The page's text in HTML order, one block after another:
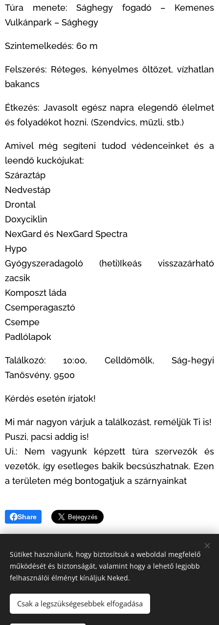
Túra menete: Sághegy fogadó – Kemenes
Vulkánpark – Sághegy
Szintemelkedés: 60 m
Felszerés: Réteges, kényelmes öltözet, vízhatlan
bakancs
Étkezés: Javasolt egész napra elegendő élelmet
és folyadékot hozni. (Szendvics, müzli, stb.)
Amivel még segíteni tudod védenceinket és a
leendő kuckójukat:
Száraztáp
Nedvestáp
Drontal
Doxyciklin
NexGard és NexGard Spectra
Hypo
Gyógyszeradagoló (heti)Ikeás visszazárható
zacsik
Komposzt láda
Csemperagasztó
Csempe
Padlólapok
Találkozó: 10:00, Celldömölk, Ság-hegyi
Tanösvény, 9500
Kérdés esetén írjatok!
Mi már nagyon várjuk a találkozást, reméljük Ti is!
Puszi, pacsi addig is!
Ui.: Nem vagyunk képzett túra szervezők és
vezetők, így esetleges bakik becsúszhatnak. Ezen
a területen még bontogatjuk a szárnyainkat
Share
© 2020 Kutyamenhely | Minden jog fenntartva
Az oldalt aWebnodeműködteti
Sütiket használunk, hogy biztosítsuk a weboldal megfelelő
működését és biztonságát, valamint hogy a lehető legjobb
felhasználói élményt kínáljuk Neked.
Csak a legszükségesebbek elfogadása